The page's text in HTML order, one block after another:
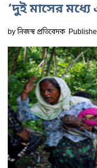
‘দুই মাসের মধ্যে
byনিজস্ব প্রতিবেদক